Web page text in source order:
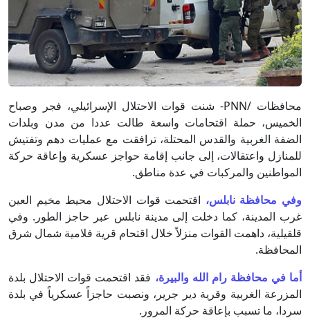
محافظات /PNN- شنت قوات الاحتلال الإسرائيلي، فجر وصباح
الخميس، حملة اقتحامات واسعة طالت عددا من مدن وبلدات
الضفة الغربية والقدس المحتلة، ترافقت مع عمليات دهم وتفتيش
للمنازل واعتقالات، إلى جانب إقامة حواجز عسكرية وإعاقة حركة
المواطنين والمركبات في عدة مناطق.
وفي محافظة نابلس، اقتحمت قوات الاحتلال محيط مخيم العين
غرب المدينة، كما دخلت إلى مدينة نابلس عبر حاجز الطور. وفي
قلقيلية، داهمت القوات منزلاً خلال اقتحام قرية فلامية شمال شرق
المحافظة.
أما في محافظة رام الله والبيرة، فقد اقتحمت قوات الاحتلال بلدة
المزرعة الغربية وقرية دير جرير، ونصبت حاجزاً عسكرياً في بلدة
سردا، ما تسبب بإعاقة حركة المرور.